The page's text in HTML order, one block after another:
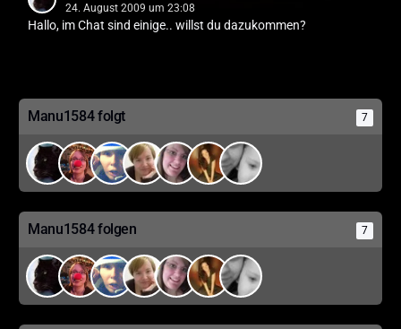
24. August 2009 um 23:08
Hallo, im Chat sind einige.. willst du dazukommen?
Manu1584 folgt 7
Manu1584 folgen 7